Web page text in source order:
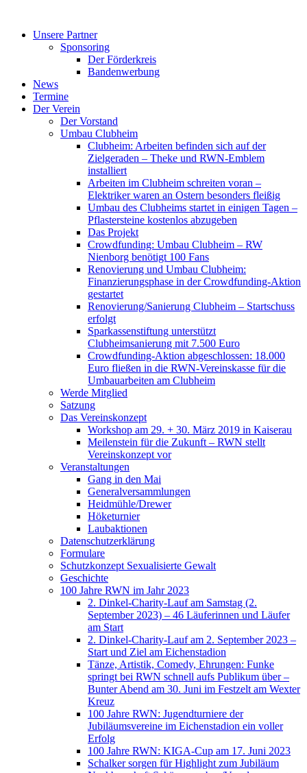
springenUnsere Partner
Sponsoring
Der Förderkreis
Bandenwerbung
News
Termine
Der Verein
Der Vorstand
Umbau Clubheim
Clubheim: Arbeiten befinden sich auf der
Zielgeraden – Theke und RWN-Emblem
installiert
Arbeiten im Clubheim schreiten voran –
Elektriker waren an Ostern besonders fleißig
Umbau des Clubheims startet in einigen Tagen –
Pflastersteine kostenlos abzugeben
Das Projekt
Crowdfunding: Umbau Clubheim – RW
Nienborg benötigt 100 Fans
Renovierung und Umbau Clubheim:
Finanzierungsphase in der Crowdfunding-Aktion
gestartet
Renovierung/Sanierung Clubheim – Startschuss
erfolgt
Sparkassenstiftung unterstützt
Clubheimsanierung mit 7.500 Euro
Crowdfunding-Aktion abgeschlossen: 18.000
Euro fließen in die RWN-Vereinskasse für die
Umbauarbeiten am Clubheim
Werde Mitglied
Satzung
Das Vereinskonzept
Workshop am 29. + 30. März 2019 in Kaiserau
Meilenstein für die Zukunft – RWN stellt
Vereinskonzept vor
Veranstaltungen
Gang in den Mai
Generalversammlungen
Heidmühle/Drewer
Höketurnier
Laubaktionen
Datenschutzerklärung
Formulare
Schutzkonzept Sexualisierte Gewalt
Geschichte
100 Jahre RWN im Jahr 2023
2. Dinkel-Charity-Lauf am Samstag (2.
September 2023) – 46 Läuferinnen und Läufer
am Start
2. Dinkel-Charity-Lauf am 2. September 2023 –
Start und Ziel am Eichenstadion
Tänze, Artistik, Comedy, Ehrungen: Funke
springt bei RWN schnell aufs Publikum über –
Bunter Abend am 30. Juni im Festzelt am Wexter
Kreuz
100 Jahre RWN: Jugendturniere der
Jubiläumsvereine im Eichenstadion ein voller
Erfolg
100 Jahre RWN: KIGA-Cup am 17. Juni 2023
Schalker sorgen für Highlight zum Jubiläum